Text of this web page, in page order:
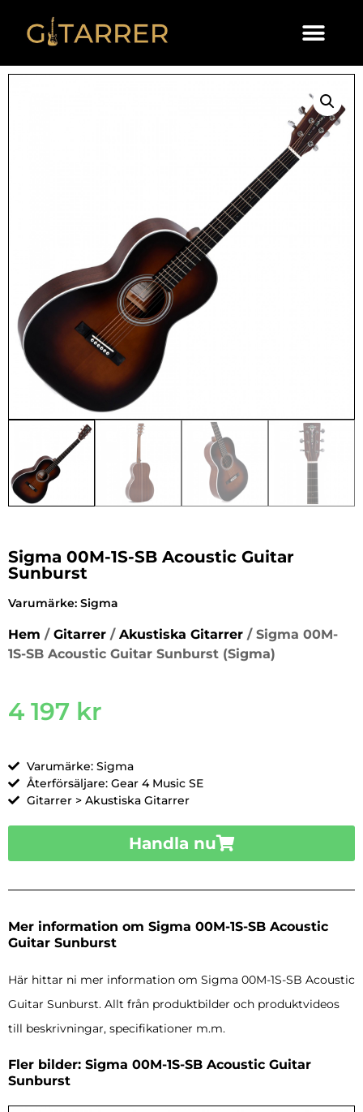
Sigma 00M-1S-SB Acoustic Guitar
Sunburst
Varumärke: Sigma
Hem / Gitarrer / Akustiska Gitarrer / Sigma 00M-
1S-SB Acoustic Guitar Sunburst (Sigma)
4 197 kr
Varumärke: Sigma
Återförsäljare: Gear 4 Music SE
Gitarrer > Akustiska Gitarrer
Handla nu
Mer information om Sigma 00M-1S-SB Acoustic
Guitar Sunburst
Här hittar ni mer information om Sigma 00M-1S-SB Acoustic
Guitar Sunburst. Allt från produktbilder och produktvideos
till beskrivningar, specifikationer m.m.
Fler bilder: Sigma 00M-1S-SB Acoustic Guitar
Sunburst